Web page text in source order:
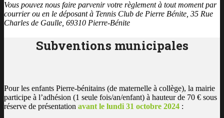
Vous pouvez nous faire parvenir votre règlement à tout moment par
courrier ou en le déposant à Tennis Club de Pierre Bénite, 35 Rue
Charles de Gaulle, 69310 Pierre-Bénite
Subventions municipales
Pour les enfants Pierre-bénitains (de maternelle à collège), la mairie
participe à l’adhésion (1 seule fois/an/enfant) à hauteur de 70 € sous
réserve de présentation avant le lundi 31 octobre 2024 :